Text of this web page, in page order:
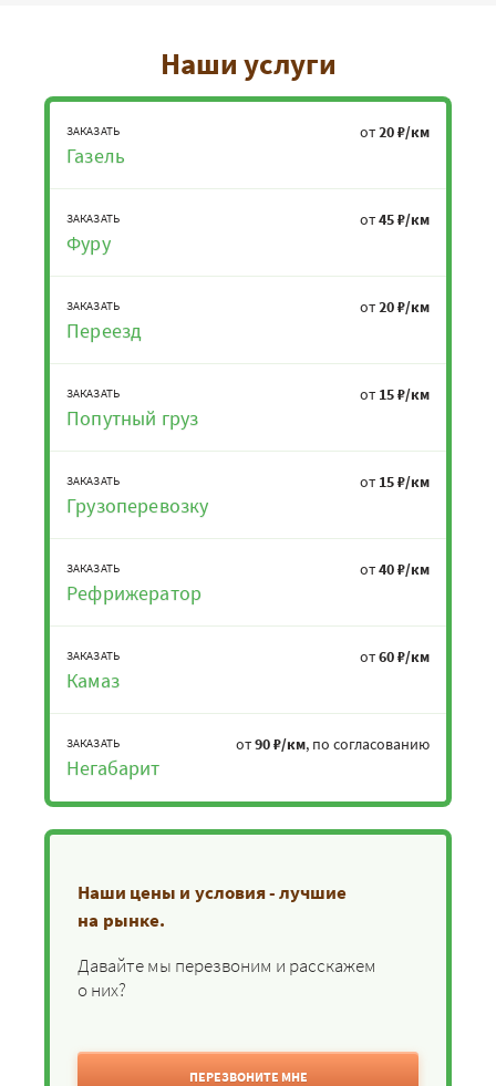
Наши услуги
ЗАКАЗАТЬ
Газель
от20 ₽/км
ЗАКАЗАТЬ
Фуру
от45 ₽/км
ЗАКАЗАТЬ
Переезд
от20 ₽/км
ЗАКАЗАТЬ
Попутный груз
от 15 ₽/км
ЗАКАЗАТЬ
Грузоперевозку
от 15 ₽/км
ЗАКАЗАТЬ
Рефрижератор
от40 ₽/км
ЗАКАЗАТЬ
Камаз
от60 ₽/км
ЗАКАЗАТЬ
Негабарит
от90 ₽/км, по согласованию
Наши цены и условия - лучшие
на рынке.
Давайте мы перезвоним и расскажем
о них?
ПЕРЕЗВОНИТЕ МНЕ